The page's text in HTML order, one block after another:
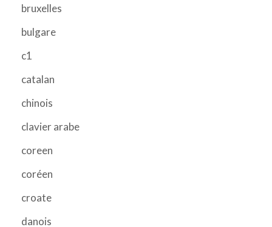
bruxelles
bulgare
c1
catalan
chinois
clavier arabe
coreen
coréen
croate
danois